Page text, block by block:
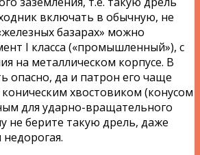
включать в обычную, не
базарах» можно
I класса («промышленный»), с
на металлическом корпусе. В
опасно, да и патрон его чаще
коническим хвостовиком (конусом
для ударно-вращательного
не берите такую дрель, даже